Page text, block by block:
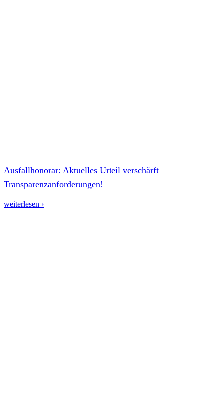
Ausfallhonorar: Aktuelles Urteil verschärft
Transparenzanforderungen!
weiterlesen ›